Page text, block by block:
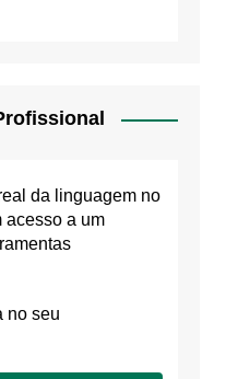
da linguagem no
acesso a um
no seu